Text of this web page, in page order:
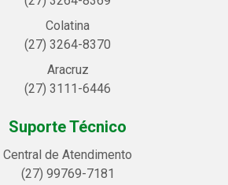
Colatina
(27) 3264-8370
Aracruz
(27) 3111-6446
Suporte Técnico
Central de Atendimento
(27) 99769-7181